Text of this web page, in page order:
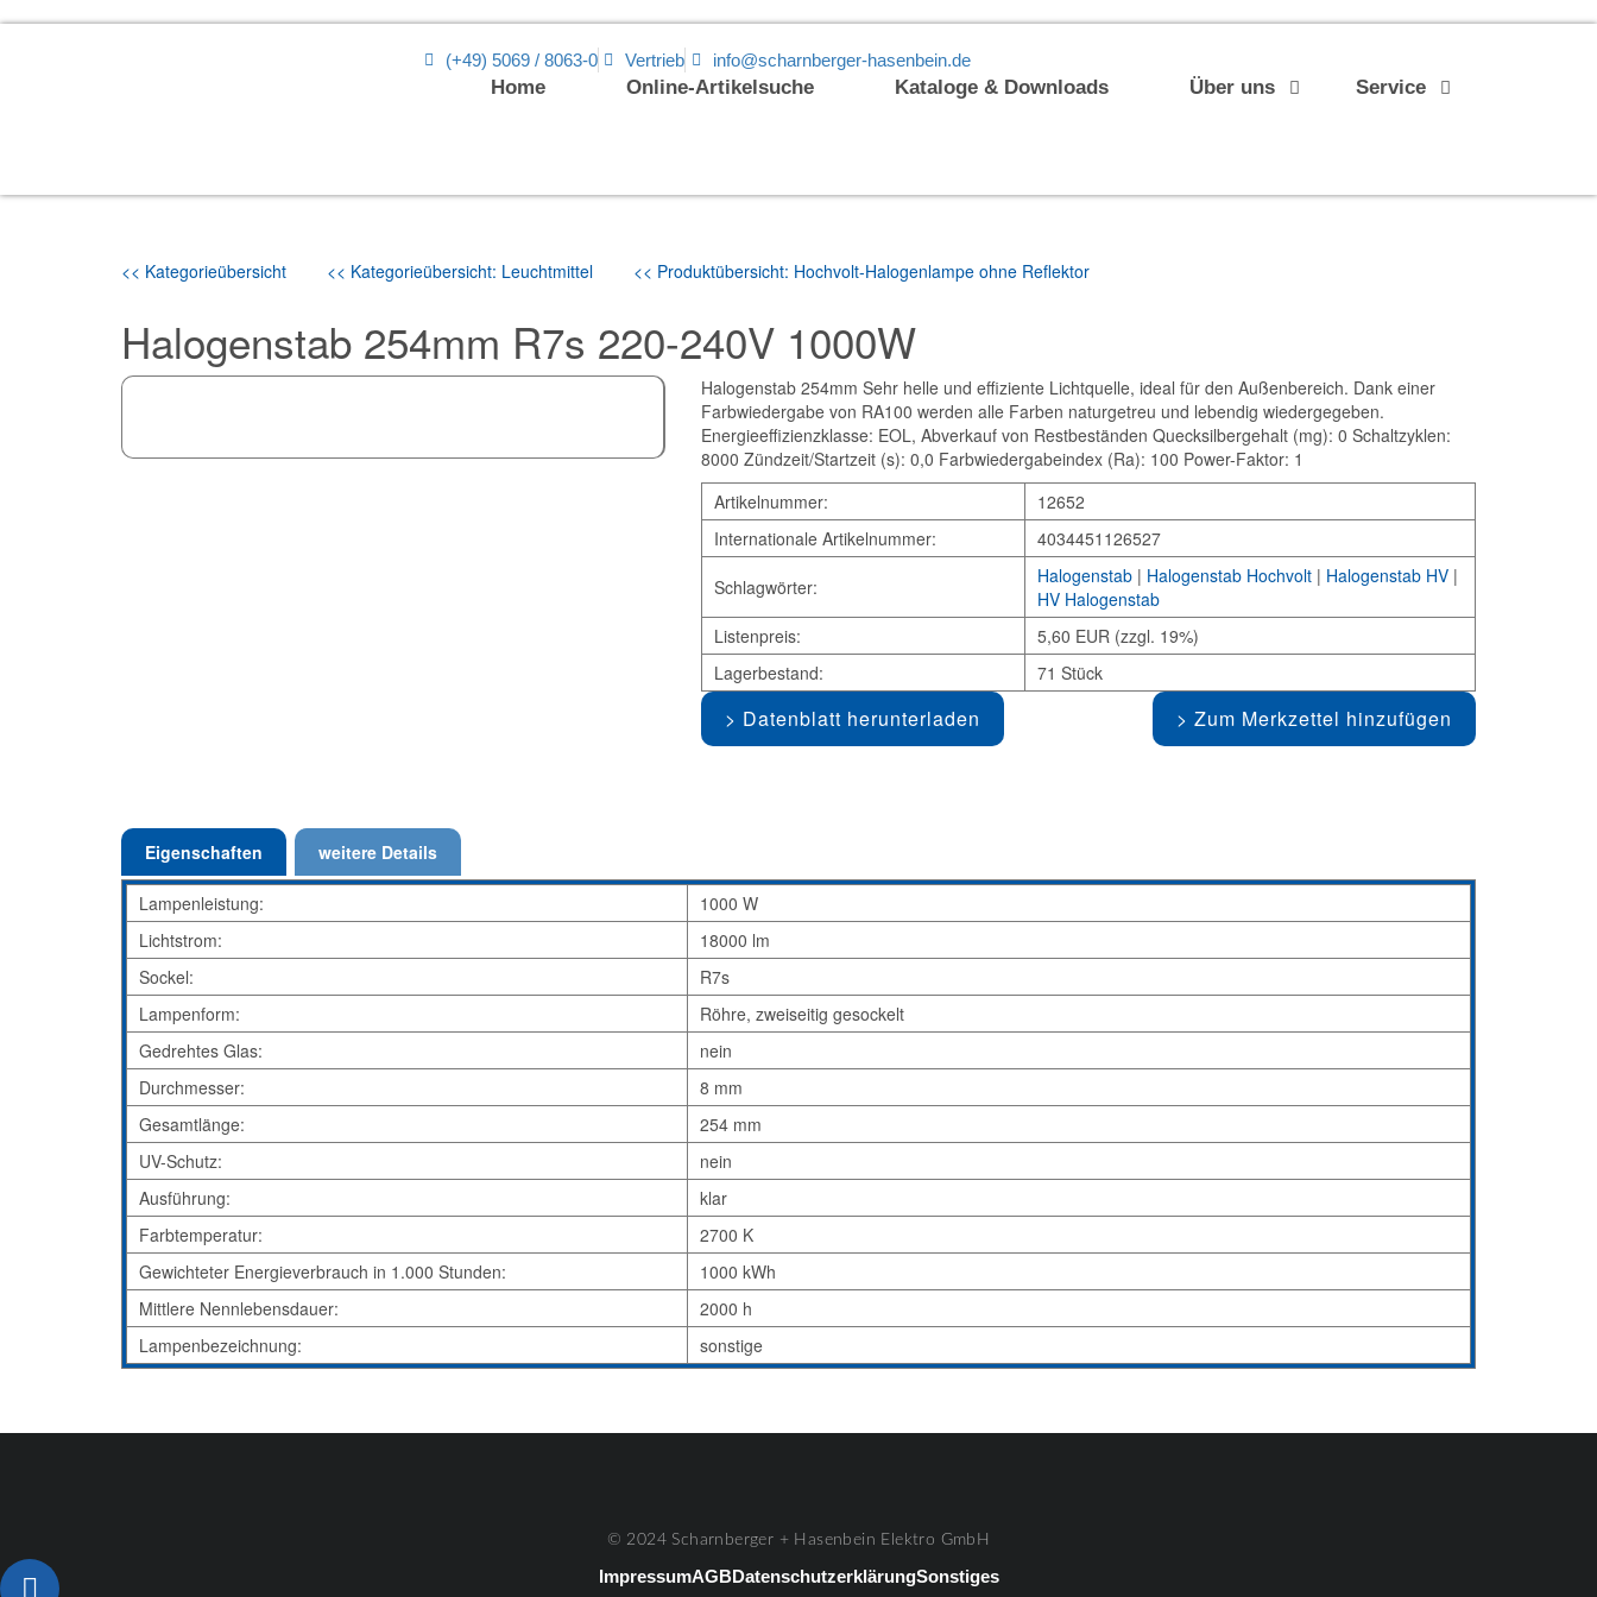
(+49) 5069 / 8063-0 Vertrieb info@scharnberger-hasenbein.de
Home Online-Artikelsuche Kataloge & Downloads Über uns Service
<< Kategorieübersicht << Kategorieübersicht: Leuchtmittel << Produktübersicht: Hochvolt-Halogenlampe ohne Reflektor
Halogenstab 254mm R7s 220-240V 1000W
Halogenstab 254mm Sehr helle und effiziente Lichtquelle, ideal für den Außenbereich. Dank einer
Farbwiedergabe von RA100 werden alle Farben naturgetreu und lebendig wiedergegeben.
Energieeffizienzklasse: EOL, Abverkauf von Restbeständen Quecksilbergehalt (mg): 0 Schaltzyklen:
8000 Zündzeit/Startzeit (s): 0,0 Farbwiedergabeindex (Ra): 100 Power-Faktor: 1
Artikelnummer:
12652
Internationale Artikelnummer:
4034451126527
Schlagwörter: Halogenstab| Halogenstab Hochvolt| Halogenstab HV|
HV Halogenstab
Listenpreis:
5,60 EUR (zzgl. 19%)
Lagerbestand:
71 Stück
Datenblatt herunterladen Zum Merkzettel hinzufügen
Eigenschaften weitere Details
Lampenleistung:
1000 W
Lichtstrom:
18000 lm
Sockel:
R7s
Lampenform:
Röhre, zweiseitig gesockelt
Gedrehtes Glas:
nein
Durchmesser:
8 mm
Gesamtlänge:
254 mm
UV-Schutz:
nein
Ausführung:
klar
Farbtemperatur:
2700 K
Gewichteter Energieverbrauch in 1.000 Stunden:
1000 kWh
Mittlere Nennlebensdauer:
2000 h
Lampenbezeichnung:
sonstige
© 2024 Scharnberger + Hasenbein Elektro GmbH
ImpressumAGBDatenschutzerklärungSonstiges